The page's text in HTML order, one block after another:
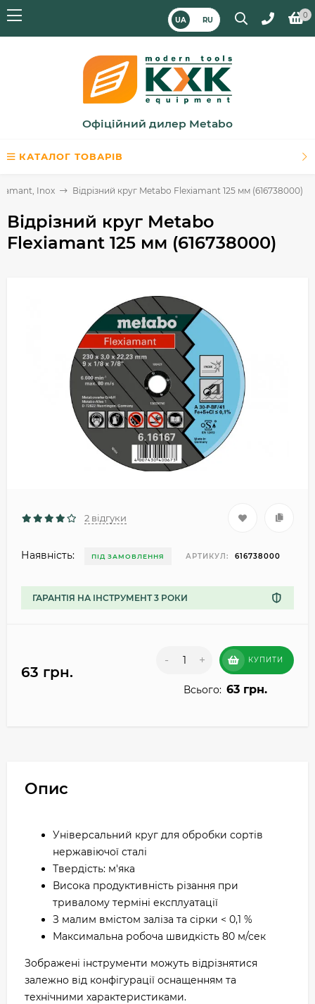
UA RU
0
Офіційний дилер Metabo
КАТАЛОГ ТОВАРІВ
Inox Відрізний круг Metabo Flexiamant 125 мм (616738000)
Відрізний круг Metabo
Flexiamant 125 мм (616738000)
2 відгуки
Наявність: ПІД ЗАМОВЛЕННЯ АРТИКУЛ: 616738000
ГАРАНТІЯ НА ІНСТРУМЕНТ 3 РОКИ
63 грн.
- + КУПИТИ
Всього: 63 грн.
Опис
Універсальний круг для обробки сортів
нержавіючої сталі
Твердість: м'яка
Висока продуктивність різання при
тривалому терміні експлуатації
З малим вмістом заліза та сірки < 0,1 %
Максимальна робоча швидкість 80 м/сек
Зображені інструменти можуть відрізнятися
залежно від конфігурації оснащенням та
технічними характеристиками.